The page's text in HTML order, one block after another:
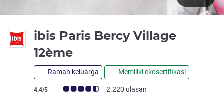
ibis Paris Bercy Village
12ème
Ramah keluarga Memiliki ekosertifikasi
Catatan tamu Avis (Peringkat ALL)
4.4/5 2.220 ulasan